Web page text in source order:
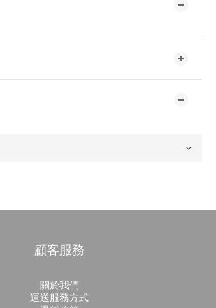
顧客服務
關於我們
運送服務方式